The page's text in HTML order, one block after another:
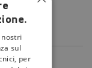
sul
per